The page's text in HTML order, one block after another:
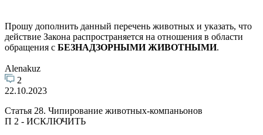
Прошу дополнить данный перечень животных и указать, что
действие Закона распространяется на отношения в области
обращения с БЕЗНАДЗОРНЫМИ ЖИВОТНЫМИ.
Alenakuz
2
22.10.2023
Статья 28. Чипирование животных-компаньонов
П 2 - ИСКЛЮЧИТЬ